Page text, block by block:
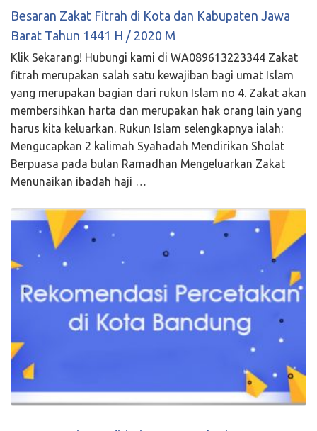
Besaran Zakat Fitrah di Kota dan Kabupaten Jawa
Barat Tahun 1441 H / 2020 M
Klik Sekarang! Hubungi kami di WA089613223344 Zakat
fitrah merupakan salah satu kewajiban bagi umat Islam
yang merupakan bagian dari rukun Islam no 4. Zakat akan
membersihkan harta dan merupakan hak orang lain yang
harus kita keluarkan. Rukun Islam selengkapnya ialah:
Mengucapkan 2 kalimah Syahadah Mendirikan Sholat
Berpuasa pada bulan Ramadhan Mengeluarkan Zakat
Menunaikan ibadah haji …